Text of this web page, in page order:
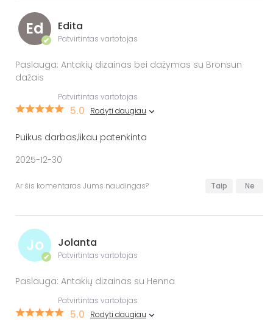
Ed
✔
Edita
Patvirtintas vartotojas
Paslauga: Antakių dizainas bei dažymas su Bronsun
dažais
Patvirtintas vartotojas
5.0 Rodyti daugiau
Puikus darbas,likau patenkinta
2025-12-30
Ar šis komentaras Jums naudingas? Taip Ne
Jo
✔
Jolanta
Patvirtintas vartotojas
Paslauga: Antakių dizainas su Henna
Patvirtintas vartotojas
5.0 Rodyti daugiau